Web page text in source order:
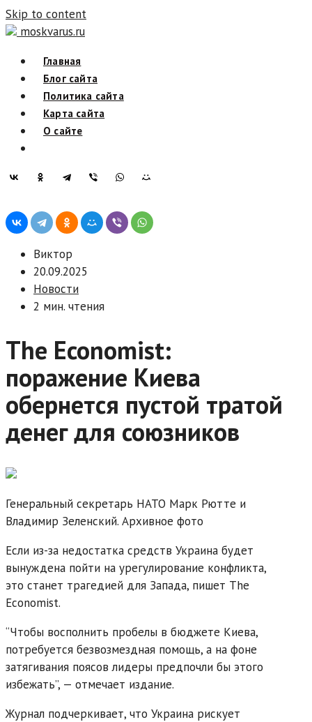
Skip to content
moskvarus.ru
Главная
Блог сайта
Политика сайта
Карта сайта
О сайте
Виктор
20.09.2025
Новости
2 мин. чтения
The Economist:
поражение Киева
обернется пустой тратой
денег для союзников
Генеральный секретарь НАТО Марк Рютте и
Владимир Зеленский. Архивное фото
Если из-за недостатка средств Украина будет
вынуждена пойти на урегулирование конфликта,
это станет трагедией для Запада, пишет The
Economist.
“Чтобы восполнить пробелы в бюджете Киева,
потребуется безвозмездная помощь, а на фоне
затягивания поясов лидеры предпочли бы этого
избежать”, — отмечает издание.
Журнал подчеркивает, что Украина рискует